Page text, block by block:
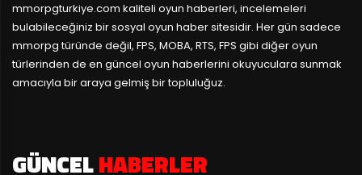
mmorpgturkiye.com kaliteli oyun haberleri, incelemeleri
bulabileceğiniz bir sosyal oyun haber sitesidir. Her gün sadece
mmorpg türünde değil, FPS, MOBA, RTS, FPS gibi diğer oyun
türlerinden de en güncel oyun haberlerini okuyuculara sunmak
amacıyla bir araya gelmiş bir topluluğuz.
GÜNCELHABERLER